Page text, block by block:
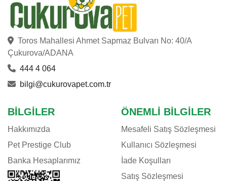
Toros Mahallesi Ahmet Sapmaz Bulvarı No: 40/A
Çukurova/ADANA
444 4 064
bilgi@cukurovapet.com.tr
BILGILER
Hakkımızda
Pet Prestige Club
Banka Hesaplarımız
ÖNEMLI BILGILER
Mesafeli Satış Sözleşmesi
Kullanıcı Sözleşmesi
İade Koşulları
Satış Sözleşmesi